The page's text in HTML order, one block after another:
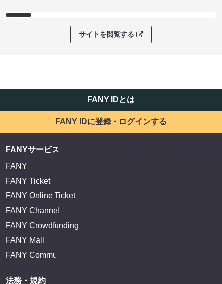
サイトを閲覧する
FANY IDとは
FANY IDに登録・ログインする
FANYサービス
FANY
FANY Ticket
FANY Online Ticket
FANY Channel
FANY Crowdfunding
FANY Mall
FANY Commu
法務・規約